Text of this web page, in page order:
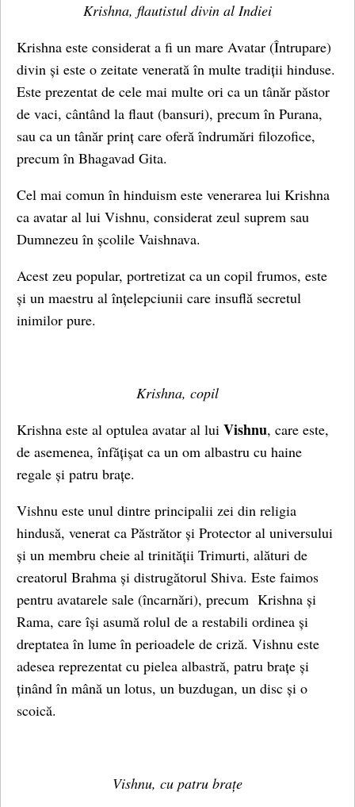
Krishna, flautistul divin al Indiei
Krishna este considerat a fi un mare Avatar (Întrupare)
divin și este o zeitate venerată în multe tradiții hinduse.
Este prezentat de cele mai multe ori ca un tânăr păstor
de vaci, cântând la flaut (bansuri), precum în Purana,
sau ca un tânăr prinț care oferă îndrumări filozofice,
precum în Bhagavad Gita.
Cel mai comun în hinduism este venerarea lui Krishna
ca avatar al lui Vishnu, considerat zeul suprem sau
Dumnezeu în școlile Vaishnava.
Acest zeu popular, portretizat ca un copil frumos, este
și un maestru al înțelepciunii care insuflă secretul
inimilor pure.
Krishna, copil
Krishna este al optulea avatar al lui Vishnu, care este,
de asemenea, înfățișat ca un om albastru cu haine
regale și patru brațe.
Vishnu este unul dintre principalii zei din religia
hindusă, venerat ca Păstrător și Protector al universului
și un membru cheie al trinității Trimurti, alături de
creatorul Brahma și distrugătorul Shiva. Este faimos
pentru avatarele sale (încarnări), precum Krishna și
Rama, care își asumă rolul de a restabili ordinea și
dreptatea în lume în perioadele de criză. Vishnu este
adesea reprezentat cu pielea albastră, patru brațe și
ținând în mână un lotus, un buzdugan, un disc și o
scoică.
Vishnu, cu patru brațe